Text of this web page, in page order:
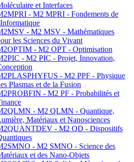
et Interfaces
- M2 MPRI - Fondements de
- M2 MSV - Mathématiques
les Sciences du Vivant
- M2 OPT - Optimisation
- M2 PIC - Projet, Innovation,
- M2 PPF - Physique
Plasmas et de la Fusion
- M2 PF - Probabilités et
- M2 QLMN - Quantique,
Matériaux et Nanosciences
- M2 QD - Dispositifs
- M2 SMNO - Science des
et des Nano-Objets